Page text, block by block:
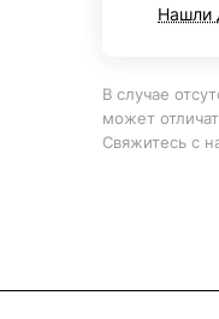
Нашли
В случае
может
Свяжитесь с